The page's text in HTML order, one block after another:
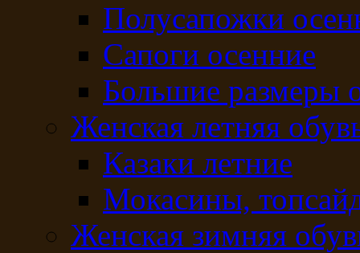
Полусапожки
Сапоги осенние
Большие размеры
Женская летняя
Казаки летние
Мокасины,
Женская зимняя